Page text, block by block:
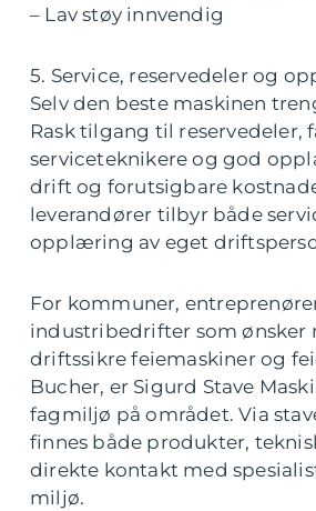
– Lav støy innvendig
5. Service, reservedeler og
Selv den beste maskinen
Rask tilgang til reservedeler,
serviceteknikere og god
drift og forutsigbare
leverandører tilbyr både
opplæring av eget
For kommuner,
industribedrifter som ønsker
driftssikre feiemaskiner og
Bucher, er Sigurd Stave
fagmiljø på området. Via
finnes både produkter,
direkte kontakt med
miljø.